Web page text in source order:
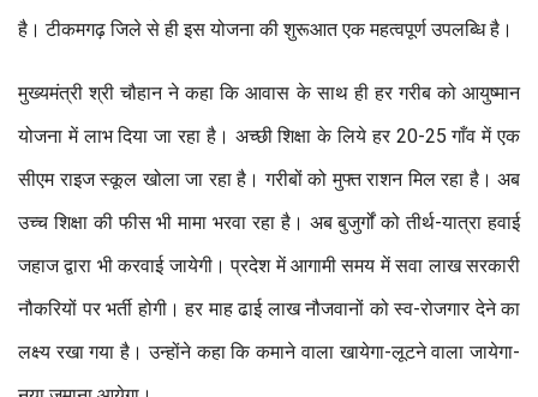
है। टीकमगढ़ जिले से ही इस योजना की शुरूआत एक महत्वपूर्ण उपलब्धि है।
मुख्यमंत्री श्री चौहान ने कहा कि आवास के साथ ही हर गरीब को आयुष्मान
योजना में लाभ दिया जा रहा है। अच्छी शिक्षा के लिये हर 20-25 गाँव में एक
सीएम राइज स्कूल खोला जा रहा है। गरीबों को मुफ्त राशन मिल रहा है। अब
उच्च शिक्षा की फीस भी मामा भरवा रहा है। अब बुजुर्गों को तीर्थ-यात्रा हवाई
जहाज द्वारा भी करवाई जायेगी। प्रदेश में आगामी समय में सवा लाख सरकारी
नौकरियों पर भर्ती होगी। हर माह ढाई लाख नौजवानों को स्व-रोजगार देने का
लक्ष्य रखा गया है। उन्होंने कहा कि कमाने वाला खायेगा-लूटने वाला जायेगा-